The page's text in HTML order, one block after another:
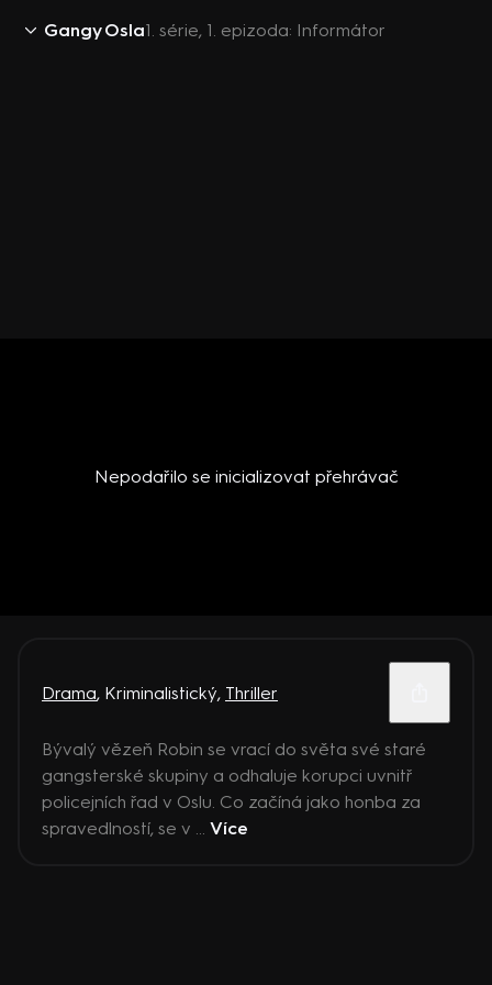
Gangy Osla1. série, 1. epizoda: Informátor
Nepodařilo se inicializovat přehrávač
Drama, Kriminalistický, Thriller
Bývalý vězeň Robin se vrací do světa své staré
gangsterské skupiny a odhaluje korupci uvnitř
policejních řad v Oslu. Co začíná jako honba za
spravedlností, se v ... Více